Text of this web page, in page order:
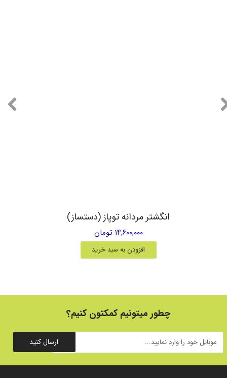
انگشتر مردانه توپاز (دستساز)
۱۴,۶۰۰,۰۰۰ تومان
افزودن به سبد خرید
چطور میتونیم کمکتون کنیم؟
ارسال کنید